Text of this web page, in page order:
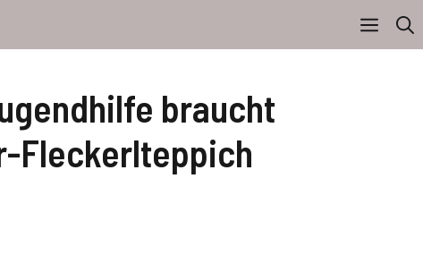
braucht
Fleckerlteppich